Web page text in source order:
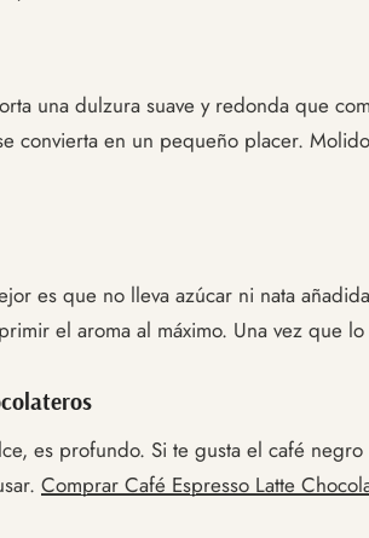
una dulzura suave y redonda que
en un pequeño placer.
es que no lleva azúcar ni nata
el aroma al máximo. Una vez que
es profundo. Si te gusta el café
Comprar Café Espresso Latte